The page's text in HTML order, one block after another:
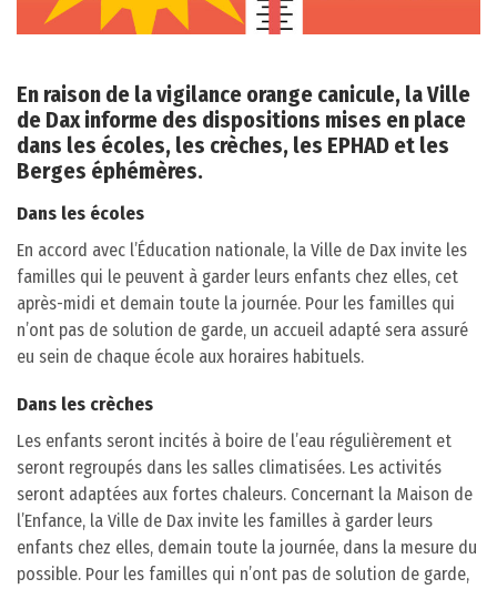
En raison de la vigilance orange canicule, la Ville
de Dax informe des dispositions mises en place
dans les écoles, les crèches, les EPHAD et les
Berges éphémères.
Dans les écoles
En accord avec l’Éducation nationale, la Ville de Dax invite les
familles qui le peuvent à garder leurs enfants chez elles, cet
après-midi et demain toute la journée. Pour les familles qui
n’ont pas de solution de garde, un accueil adapté sera assuré
eu sein de chaque école aux horaires habituels.
Dans les crèches
Les enfants seront incités à boire de l’eau régulièrement et
seront regroupés dans les salles climatisées. Les activités
seront adaptées aux fortes chaleurs. Concernant la Maison de
l’Enfance, la Ville de Dax invite les familles à garder leurs
enfants chez elles, demain toute la journée, dans la mesure du
possible. Pour les familles qui n’ont pas de solution de garde,